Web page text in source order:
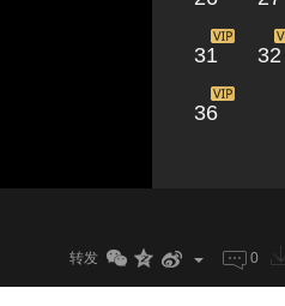
31 32
36
转发 0